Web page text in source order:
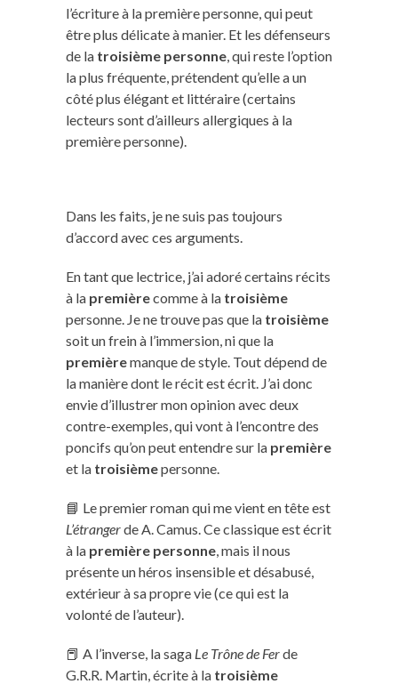
l’écriture à la première personne, qui peut
être plus délicate à manier. Et les défenseurs
de la troisième personne , qui reste l’option
la plus fréquente, prétendent qu’elle a un
côté plus élégant et littéraire (certains
lecteurs sont d’ailleurs allergiques à la
première personne).
Dans les faits, je ne suis pas toujours
d’accord avec ces arguments.
En tant que lectrice, j’ai adoré certains récits
à la premièrecomme à la troisième
personne. Je ne trouve pas que la troisième
soit un frein à l’immersion, ni que la
premièremanque de style. Tout dépend de
la manière dont le récit est écrit. J’ai donc
envie d’illustrer mon opinion avec deux
contre-exemples, qui vont à l’encontre des
poncifs qu’on peut entendre sur la première
et la troisièmepersonne.
📘 Le premier roman qui me vient en tête est
L’étrangerde A. Camus. Ce classique est écrit
à la première personne , mais il nous
présente un héros insensible et désabusé,
extérieur à sa propre vie (ce qui est la
volonté de l’auteur).
📕 A l’inverse, la saga Le Trône de Ferde
G.R.R. Martin, écrite à la troisième